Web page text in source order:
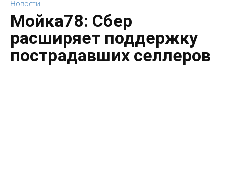
Новости
Мойка78: Сбер
расширяет поддержку
пострадавших селлеров